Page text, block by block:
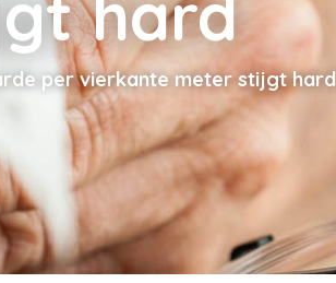
per vierkante meter stijgt hard